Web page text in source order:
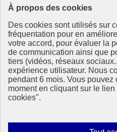
À propos des cookies
Des cookies sont utilisés sur
fréquentation pour en
votre accord, pour évaluer la
de communication ainsi que
tiers (vidéos, réseaux
expérience utilisateur. Nous
pendant 6 mois. Vous pouvez
moment en cliquant sur le
cookies".
data.gouv.fr- ouvre une
Partenaire
Eionet Portal
Accessibilité : totalement